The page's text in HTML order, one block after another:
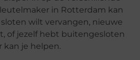
in Rotterdam kan
sloten wilt vervangen, nieuwe
of jezelf hebt buitengesloten
kan je helpen.